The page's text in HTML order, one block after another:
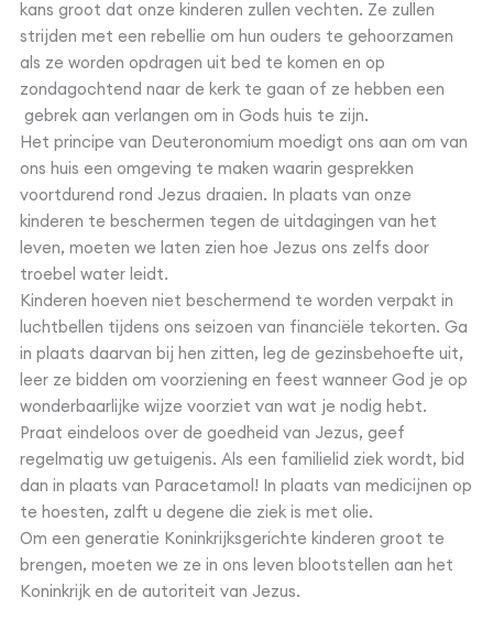
kans groot dat onze kinderen zullen vechten. Ze zullen
strijden met een rebellie om hun ouders te gehoorzamen
als ze worden opdragen uit bed te komen en op
zondagochtend naar de kerk te gaan of ze hebben een
gebrek aan verlangen om in Gods huis te zijn.
Het principe van Deuteronomium moedigt ons aan om van
ons huis een omgeving te maken waarin gesprekken
voortdurend rond Jezus draaien. In plaats van onze
kinderen te beschermen tegen de uitdagingen van het
leven, moeten we laten zien hoe Jezus ons zelfs door
troebel water leidt.
Kinderen hoeven niet beschermend te worden verpakt in
luchtbellen tijdens ons seizoen van financiële tekorten. Ga
in plaats daarvan bij hen zitten, leg de gezinsbehoefte uit,
leer ze bidden om voorziening en feest wanneer God je op
wonderbaarlijke wijze voorziet van wat je nodig hebt.
Praat eindeloos over de goedheid van Jezus, geef
regelmatig uw getuigenis. Als een familielid ziek wordt, bid
dan in plaats van Paracetamol! In plaats van medicijnen op
te hoesten, zalft u degene die ziek is met olie.
Om een generatie Koninkrijksgerichte kinderen groot te
brengen, moeten we ze in ons leven blootstellen aan het
Koninkrijk en de autoriteit van Jezus.